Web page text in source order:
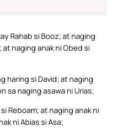
Rahab si Booz; at naging
at naging anak ni Obed si
haring si David; at naging
sa naging asawa ni Urias;
Reboam; at naging anak ni
ni Abias si Asa;